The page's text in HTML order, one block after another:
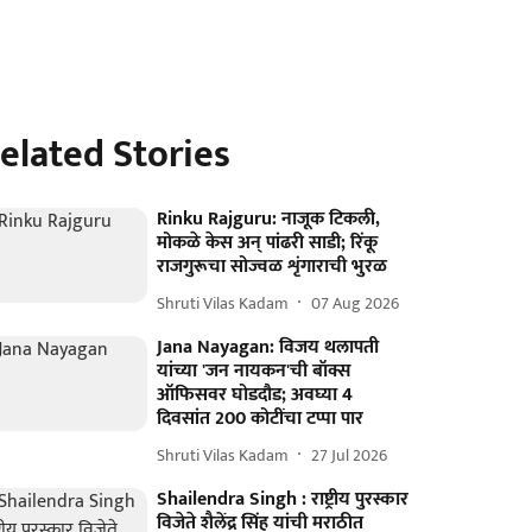
Stories
Rinku Rajguru: नाजूक टिकली,
मोकळे केस अन् पांढरी साडी; रिंकू
राजगुरूचा सोज्वळ शृंगाराची भुरळ
Shruti Vilas Kadam 07 Aug 2026
Jana Nayagan: विजय थलापती
यांच्या 'जन नायकन'ची बॉक्स
ऑफिसवर घोडदौड; अवघ्या 4
दिवसांत 200 कोटींचा टप्पा पार
Shruti Vilas Kadam 27 Jul 2026
Shailendra Singh : राष्ट्रीय पुरस्कार
विजेते शैलेंद्र सिंह यांची मराठीत